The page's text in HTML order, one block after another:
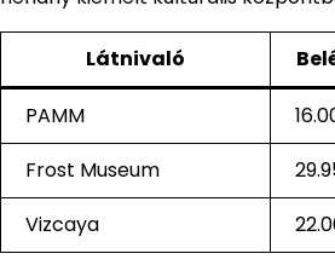
Látnivaló
PAMM
Frost Museum
Vizcaya